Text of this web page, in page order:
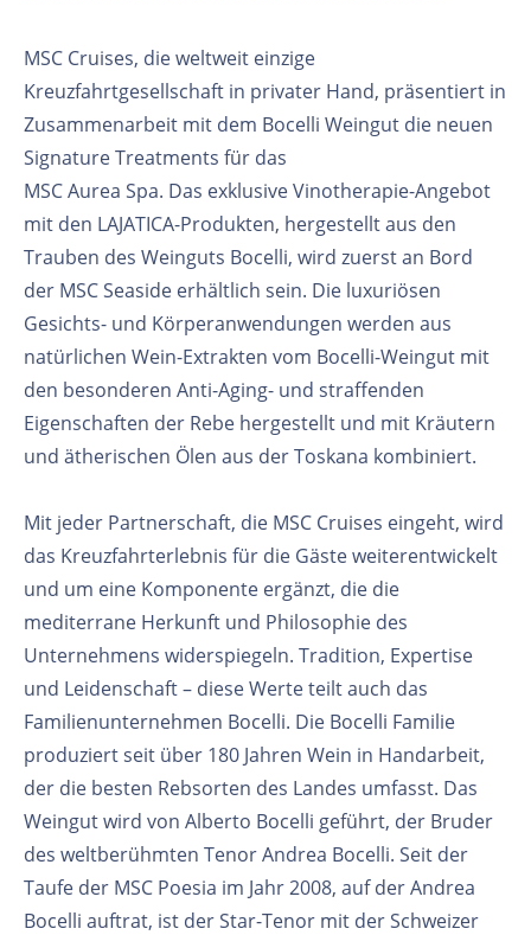
MSC Cruises, die weltweit einzige
Kreuzfahrtgesellschaft in privater Hand, präsentiert in
Zusammenarbeit mit dem Bocelli Weingut die neuen
Signature Treatments für das
MSC Aurea Spa. Das exklusive Vinotherapie-Angebot
mit den LAJATICA-Produkten, hergestellt aus den
Trauben des Weinguts Bocelli, wird zuerst an Bord
der MSC Seaside erhältlich sein. Die luxuriösen
Gesichts- und Körperanwendungen werden aus
natürlichen Wein-Extrakten vom Bocelli-Weingut mit
den besonderen Anti-Aging- und straffenden
Eigenschaften der Rebe hergestellt und mit Kräutern
und ätherischen Ölen aus der Toskana kombiniert.
Mit jeder Partnerschaft, die MSC Cruises eingeht, wird
das Kreuzfahrterlebnis für die Gäste weiterentwickelt
und um eine Komponente ergänzt, die die
mediterrane Herkunft und Philosophie des
Unternehmens widerspiegeln. Tradition, Expertise
und Leidenschaft – diese Werte teilt auch das
Familienunternehmen Bocelli. Die Bocelli Familie
produziert seit über 180 Jahren Wein in Handarbeit,
der die besten Rebsorten des Landes umfasst. Das
Weingut wird von Alberto Bocelli geführt, der Bruder
des weltberühmten Tenor Andrea Bocelli. Seit der
Taufe der MSC Poesia im Jahr 2008, auf der Andrea
Bocelli auftrat, ist der Star-Tenor mit der Schweizer